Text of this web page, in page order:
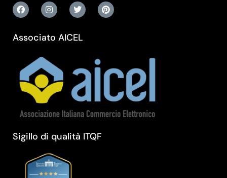
Associato AICEL
Sigillo di qualità ITQF